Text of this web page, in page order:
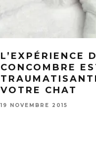
L’EXPÉRIENCE
CONCOMBRE
VOTRE CHAT
19 NOVEMBRE 2015